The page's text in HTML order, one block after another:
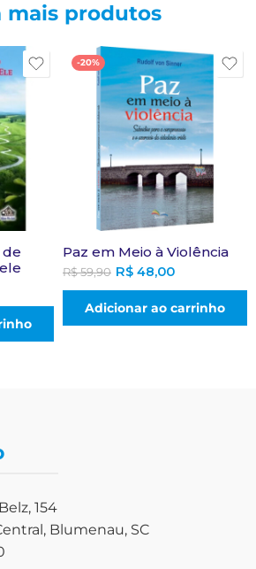
mais produtos
de
-20%
Paz em Meio à Violência
R$59,90 R$ 48,00
Adicionar ao carrinho
154
Blumenau, SC